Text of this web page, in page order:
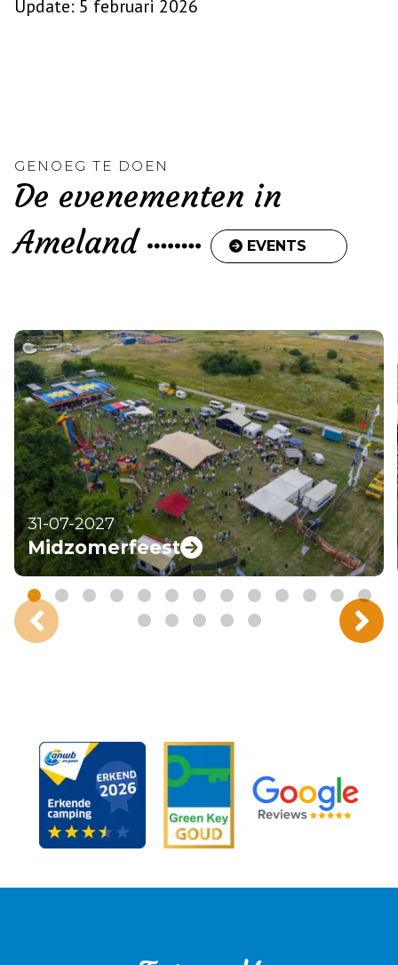
Update: 5 februari 2026
GENOEG TE DOEN
De evenementen in
Ameland
EVENTS
31-07-2027
Midzomerfeest